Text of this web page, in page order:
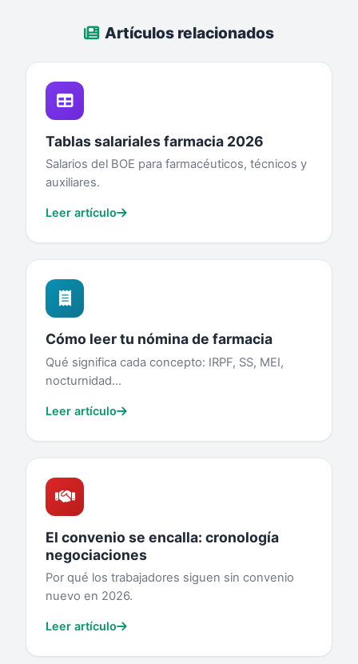
Artículos relacionados
Tablas salariales farmacia 2026
Salarios del BOE para farmacéuticos, técnicos y
auxiliares.
Leer artículo
Cómo leer tu nómina de farmacia
Qué significa cada concepto: IRPF, SS, MEI,
nocturnidad...
Leer artículo
El convenio se encalla: cronología
negociaciones
Por qué los trabajadores siguen sin convenio
nuevo en 2026.
Leer artículo